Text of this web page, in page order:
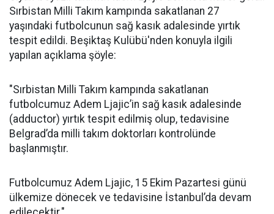
Sırbistan Milli Takım kampında sakatlanan 27
yaşındaki futbolcunun sağ kasık adalesinde yırtık
tespit edildi. Beşiktaş Kulübü'nden konuyla ilgili
yapılan açıklama şöyle:
"Sırbistan Milli Takım kampında sakatlanan
futbolcumuz Adem Ljajic’in sağ kasık adalesinde
(adductor) yırtık tespit edilmiş olup, tedavisine
Belgrad’da milli takım doktorları kontrolünde
başlanmıştır.
Futbolcumuz Adem Ljajic, 15 Ekim Pazartesi günü
ülkemize dönecek ve tedavisine İstanbul’da devam